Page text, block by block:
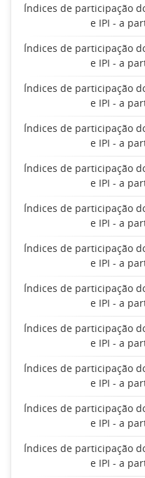
Índices de participação
e IPI - a
Índices de participação
e IPI - a
Índices de participação
e IPI - a
Índices de participação
e IPI - a
Índices de participação
e IPI - a
Índices de participação
e IPI - a
Índices de participação
e IPI - a
Índices de participação
e IPI - a
Índices de participação
e IPI - a
Índices de participação
e IPI - a
Índices de participação
e IPI - a
Índices de participação
e IPI - a